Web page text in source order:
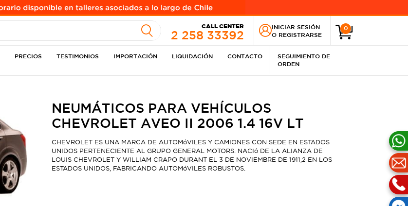
CALL CENTER
2 258 33392
INICIAR SESIÓN
O REGISTRARSE
0
PRECIOS TESTIMONIOS IMPORTACIÓN LIQUIDACIÓN CONTACTO
SEGUIMIENTO DE
ORDEN
NEUMÁTICOS PARA VEHÍCULOS
CHEVROLET AVEO II 2006 1.4 16V LT
CHEVROLET ES UNA MARCA DE AUTOMóVILES Y CAMIONES CON SEDE EN ESTADOS
UNIDOS PERTENECIENTE AL GRUPO GENERAL MOTORS. NACIó DE LA ALIANZA DE
LOUIS CHEVROLET Y WILLIAM CRAPO DURANT EL 3 DE NOVIEMBRE DE 1911,2​ EN LOS
ESTADOS UNIDOS, FABRICANDO AUTOMóVILES ROBUSTOS.